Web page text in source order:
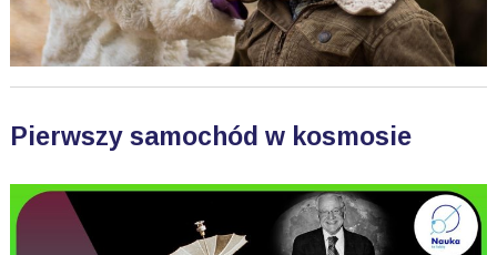
Pierwszy samochód w kosmosie